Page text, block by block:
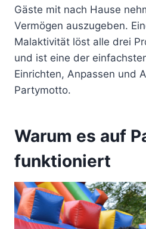
Gäste mit nach Hause
Vermögen auszugeben.
Malaktivität löst alle drei
und ist eine der
Einrichten, Anpassen und
Partymotto.
Warum es auf
funktioniert